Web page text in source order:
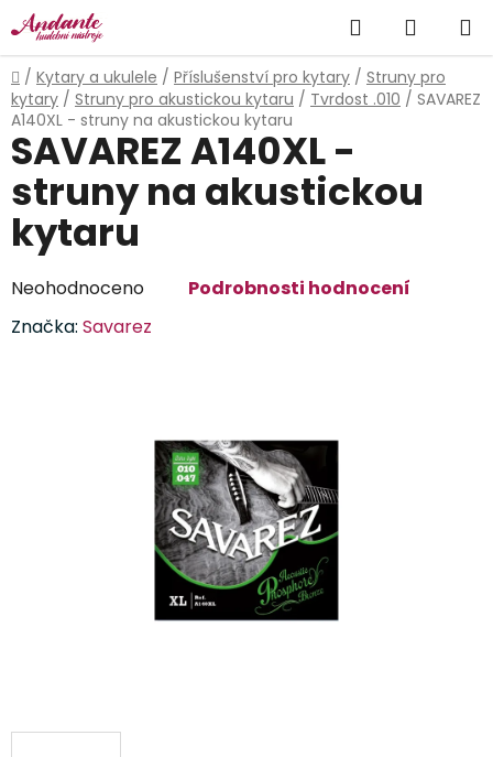
Přejít
na
obsah
Hledat
KOŠÍK
Domů
/ Kytary a ukulele / Příslušenství pro kytary / Struny pro
kytary / Struny pro akustickou kytaru / Tvrdost .010 / SAVAREZ
A140XL - struny na akustickou kytaru
SAVAREZ A140XL -
struny na akustickou
kytaru
Průměrné
produktu
Neohodnoceno
Podrobnosti hodnocení
Značka: Savarez